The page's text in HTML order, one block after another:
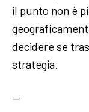
il punto non è
decidere se
strategia.
—